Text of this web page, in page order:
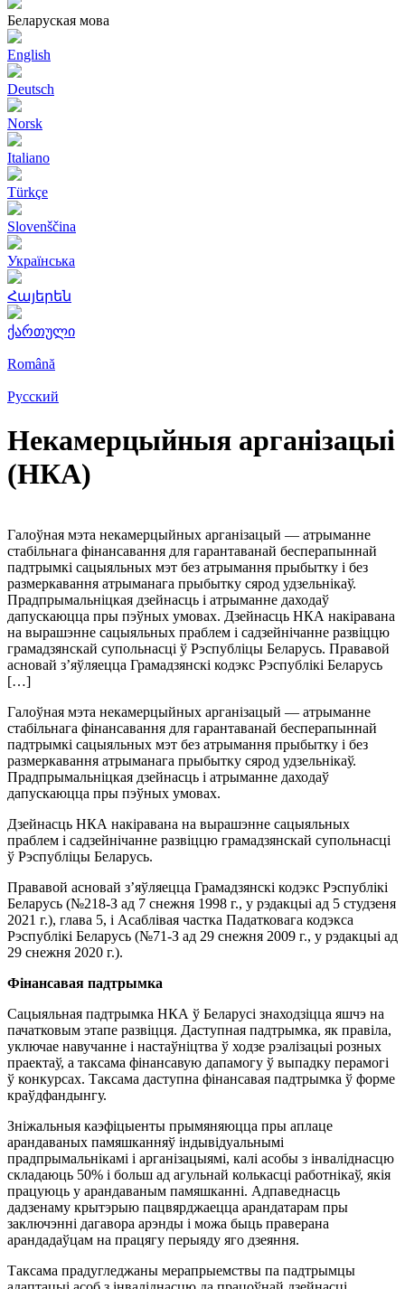
Беларуская мова
English
Deutsch
Norsk
Italiano
Türkçe
Slovenščina
Українська
Հայերեն
ქართული
Română
Русский
Некамерцыйныя арганізацыі
(НКА)
Галоўная мэта некамерцыйных арганізацый — атрыманне
стабільнага фінансавання для гарантаванай бесперапыннай
падтрымкі сацыяльных мэт без атрымання прыбытку і без
размеркавання атрыманага прыбытку сярод удзельнікаў.
Прадпрымальніцкая дзейнасць і атрыманне даходаў
дапускаюцца пры пэўных умовах. Дзейнасць НКА накіравана
на вырашэнне сацыяльных праблем і садзейнічанне развіццю
грамадзянскай супольнасці ў Рэспубліцы Беларусь. Прававой
асновай з’яўляецца Грамадзянскі кодэкс Рэспублікі Беларусь
[…]
Галоўная мэта некамерцыйных арганізацый — атрыманне
стабільнага фінансавання для гарантаванай бесперапыннай
падтрымкі сацыяльных мэт без атрымання прыбытку і без
размеркавання атрыманага прыбытку сярод удзельнікаў.
Прадпрымальніцкая дзейнасць і атрыманне даходаў
дапускаюцца пры пэўных умовах.
Дзейнасць НКА накіравана на вырашэнне сацыяльных
праблем і садзейнічанне развіццю грамадзянскай супольнасці
ў Рэспубліцы Беларусь.
Прававой асновай з’яўляецца Грамадзянскі кодэкс Рэспублікі
Беларусь (№218-З ад 7 снежня 1998 г., у рэдакцыі ад 5 студзеня
2021 г.), глава 5, і Асаблівая частка Падатковага кодэкса
Рэспублікі Беларусь (№71-З ад 29 снежня 2009 г., у рэдакцыі ад
29 снежня 2020 г.).
Фінансавая падтрымка
Сацыяльная падтрымка НКА ў Беларусі знаходзіцца яшчэ на
пачатковым этапе развіцця. Даступная падтрымка, як правіла,
уключае навучанне і настаўніцтва ў ходзе рэалізацыі розных
праектаў, а таксама фінансавую дапамогу ў выпадку перамогі
ў конкурсах. Таксама даступна фінансавая падтрымка ў форме
краўдфандынгу.
Зніжальныя каэфіцыенты прымяняюцца пры аплаце
арандаваных памяшканняў індывідуальнымі
прадпрымальнікамі і арганізацыямі, калі асобы з інваліднасцю
складаюць 50% і больш ад агульнай колькасці работнікаў, якія
працуюць у арандаваным памяшканні. Адпаведнасць
дадзенаму крытэрыю пацвярджаецца арандатарам пры
заключэнні дагавора арэнды і можа быць праверана
арандадаўцам на працягу перыяду яго дзеяння.
Таксама прадугледжаны мерапрыемствы па падтрымцы